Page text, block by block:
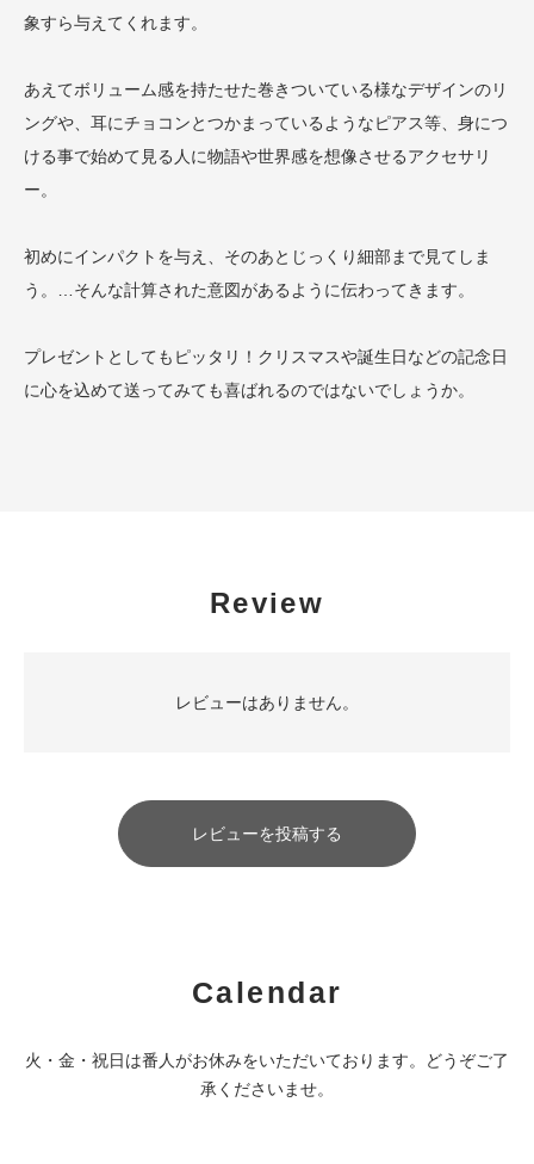
象すら与えてくれます。
あえてボリューム感を持たせた巻きついている様なデザインのリ
ングや、耳にチョコンとつかまっているようなピアス等、身につ
ける事で始めて見る人に物語や世界感を想像させるアクセサリ
ー。
初めにインパクトを与え、そのあとじっくり細部まで見てしま
う。…そんな計算された意図があるように伝わってきます。
プレゼントとしてもピッタリ！クリスマスや誕生日などの記念日
に心を込めて送ってみても喜ばれるのではないでしょうか。
Review
レビューはありません。
レビューを投稿する
Calendar
火・金・祝日は番人がお休みをいただいております。どうぞご了
承くださいませ。